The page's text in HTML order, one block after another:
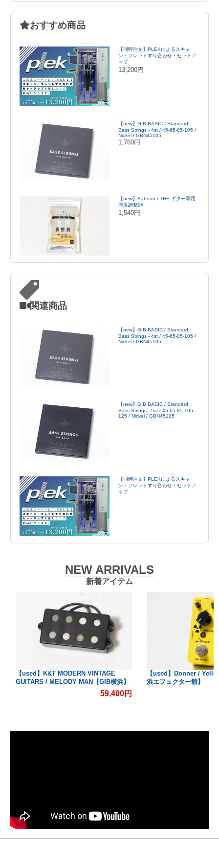
おすすめ商品
【同時注文】PLEKによるスキャ
ン・フレットすり合わせ・セットア
ップ
13,200円
【new】GIB BASIC / Standard
Bass Strings - 4st / 45-65-85-105 /
Nickel / GBN45105
1,760円
【new】Baboon / THE ギター専用
湿度調整剤
1,540円
関連商品
【new】GIB BASIC / Standard
Bass Strings - 4st / 45-65-85-105 /
Nickel / GBN45105
【new】GIB BASIC / Standard
Bass Strings - 5st / 45-65-85-105-
125 / Nickel / GBN45125
【同時注文】PLEKによるスキャ
ン・フレットすり合わせ・セットア
ップ
NEW ARRIVALS
新着アイテム
【used】K&T MODERN VINTAGE
GUITARS / MELODY MAN【GIB横浜】
59,400円
【used】Donner /
浜エフェクター館】